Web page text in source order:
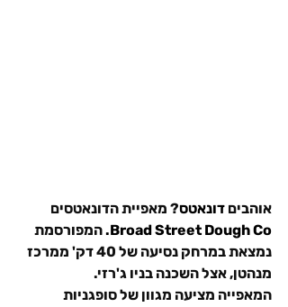
אוהבים דונאטס? מאפיית הדונאטסים
Broad Street Dough Co. המפורסמת
נמצאת במרחק נסיעה של 40 דק' ממרכז
מנהטן, אצל השכנה בניו ג'רזי.
המאפייה מציעה מגוון של סופגניות